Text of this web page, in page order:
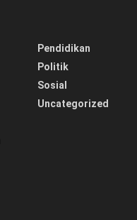
Pendidikan
Politik
Sosial
Uncategorized